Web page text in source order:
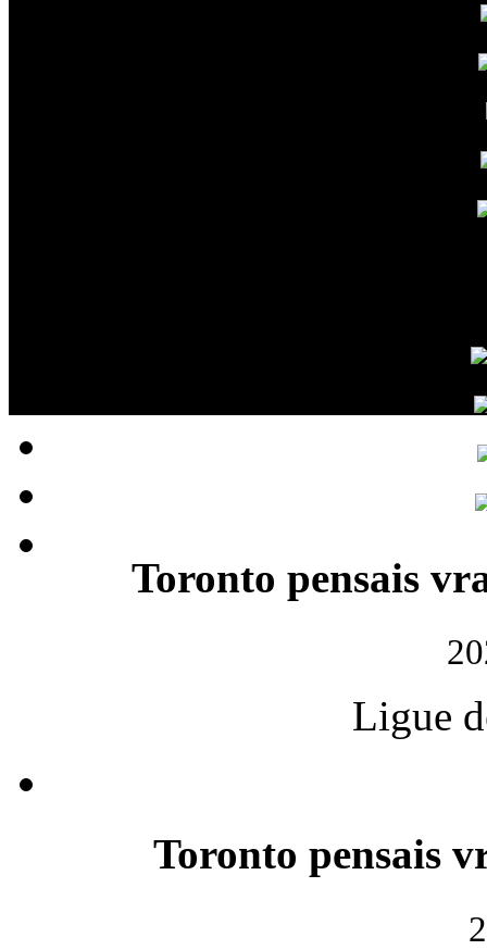
Toronto pensais
Ligue
Toronto pensais